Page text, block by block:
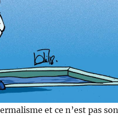
et ce n’est pas son